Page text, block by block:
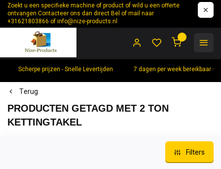
Zoekt u een specifieke machine of product of wild u een offerte
ontvangen Contacteer ons dan direct Bel of mail naar
+31621803866 ofinfo@nize-products.nl
Scherpe prijzen - Snelle Levertijden 7 dagen per week bereikbaar
Terug
PRODUCTEN GETAGD MET 2 TON
KETTINGTAKEL
Filters